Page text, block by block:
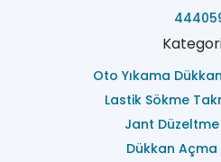
Oto Yıkama
Lastik Sökme
Jant Düzeltme
Dükkan